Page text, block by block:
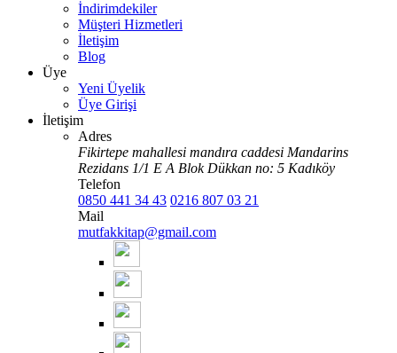
İndirimdekiler
Müşteri Hizmetleri
İletişim
Blog
Üye
Yeni Üyelik
Üye Girişi
İletişim
Adres
Fikirtepe mahallesi mandıra caddesi Mandarins
Rezidans 1/1 E A Blok Dükkan no: 5 Kadıköy
Telefon
0850 441 34 43 0216 807 03 21
Mail
mutfakkitap@gmail.com